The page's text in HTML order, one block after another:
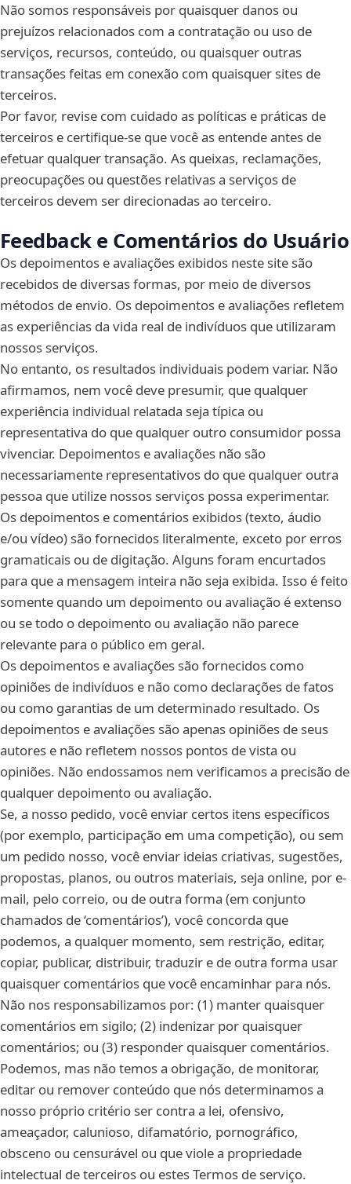
Não somos responsáveis por quaisquer danos ou
prejuízos relacionados com a contratação ou uso de
serviços, recursos, conteúdo, ou quaisquer outras
transações feitas em conexão com quaisquer sites de
terceiros.
Por favor, revise com cuidado as políticas e práticas de
terceiros e certifique-se que você as entende antes de
efetuar qualquer transação. As queixas, reclamações,
preocupações ou questões relativas a serviços de
terceiros devem ser direcionadas ao terceiro.
Feedback e Comentários do Usuário
Os depoimentos e avaliações exibidos neste site são
recebidos de diversas formas, por meio de diversos
métodos de envio. Os depoimentos e avaliações refletem
as experiências da vida real de indivíduos que utilizaram
nossos serviços.
No entanto, os resultados individuais podem variar. Não
afirmamos, nem você deve presumir, que qualquer
experiência individual relatada seja típica ou
representativa do que qualquer outro consumidor possa
vivenciar. Depoimentos e avaliações não são
necessariamente representativos do que qualquer outra
pessoa que utilize nossos serviços possa experimentar.
Os depoimentos e comentários exibidos (texto, áudio
e/ou vídeo) são fornecidos literalmente, exceto por erros
gramaticais ou de digitação. Alguns foram encurtados
para que a mensagem inteira não seja exibida. Isso é feito
somente quando um depoimento ou avaliação é extenso
ou se todo o depoimento ou avaliação não parece
relevante para o público em geral.
Os depoimentos e avaliações são fornecidos como
opiniões de indivíduos e não como declarações de fatos
ou como garantias de um determinado resultado. Os
depoimentos e avaliações são apenas opiniões de seus
autores e não refletem nossos pontos de vista ou
opiniões. Não endossamos nem verificamos a precisão de
qualquer depoimento ou avaliação.
Se, a nosso pedido, você enviar certos itens específicos
(por exemplo, participação em uma competição), ou sem
um pedido nosso, você enviar ideias criativas, sugestões,
propostas, planos, ou outros materiais, seja online, por e-
mail, pelo correio, ou de outra forma (em conjunto
chamados de ‘comentários’), você concorda que
podemos, a qualquer momento, sem restrição, editar,
copiar, publicar, distribuir, traduzir e de outra forma usar
quaisquer comentários que você encaminhar para nós.
Não nos responsabilizamos por: (1) manter quaisquer
comentários em sigilo; (2) indenizar por quaisquer
comentários; ou (3) responder quaisquer comentários.
Podemos, mas não temos a obrigação, de monitorar,
editar ou remover conteúdo que nós determinamos a
nosso próprio critério ser contra a lei, ofensivo,
ameaçador, calunioso, difamatório, pornográfico,
obsceno ou censurável ou que viole a propriedade
intelectual de terceiros ou estes Termos de serviço.